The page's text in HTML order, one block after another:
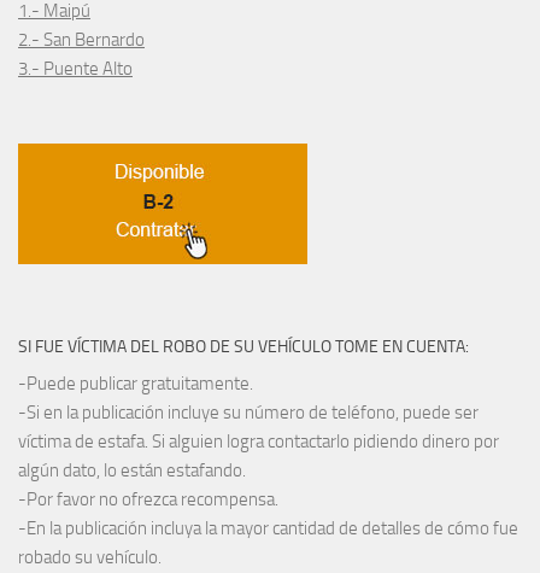
1.- Maipú
2.- San Bernardo
3.- Puente Alto
SI FUE VÍCTIMA DEL ROBO DE SU VEHÍCULO TOME EN CUENTA:
-Puede publicar gratuitamente.
-Si en la publicación incluye su número de teléfono, puede ser
víctima de estafa. Si alguien logra contactarlo pidiendo dinero por
algún dato, lo están estafando.
-Por favor no ofrezca recompensa.
-En la publicación incluya la mayor cantidad de detalles de cómo fue
robado su vehículo.